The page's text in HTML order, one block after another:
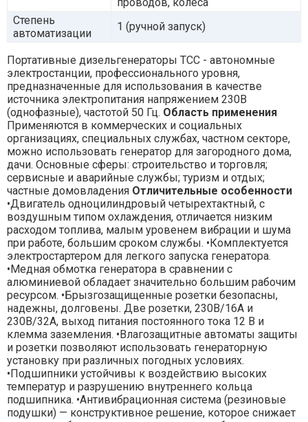
Степень
автоматизации
1 (ручной запуск)
Портативные дизельгенераторы ТСС - автономные
электростанции, профессионального уровня,
предназначенные для использования в качестве
источника электропитания напряжением 230В
(однофазные), частотой 50 Гц. Область применения
Применяются в коммерческих и социальных
организациях, специальных службах, частном секторе,
можно использовать генератор для загородного дома,
дачи. Основные сферы: строительство и торговля;
сервисные и аварийные службы; туризм и отдых;
частные домовладения Отличительные особенности
•Двигатель одноцилиндровый четырехтактный, с
воздушным типом охлаждения, отличается низким
расходом топлива, малым уровенем вибрации и шума
при работе, большим сроком службы. •Комплектуется
электростартером для легкого запуска генератора.
•Медная обмотка генератора в сравнении с
алюминиевой обладает значительно большим рабочим
ресурсом. •Брызгозащищенные розетки безопасны,
надежны, долговены. Две розетки, 230В/16А и
230В/32А, выход питания постоянного тока 12 В и
клемма заземления. •Влагозащитные автоматы защиты
и розетки позволяют использовать генераторную
установку при различных погодных условиях.
•Подшипники устойчивы к воздействию высоких
температур и разрушению внутреннего кольца
подшипника. •Антивибрационная система (резиновые
подушки) — конструктивное решение, которое снижает